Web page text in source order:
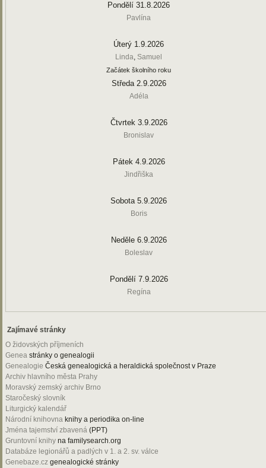
Pondělí 31.8.2026
Pavlína
Úterý 1.9.2026
Linda, Samuel
Začátek školního roku
Středa 2.9.2026
Adéla
Čtvrtek 3.9.2026
Bronislav
Pátek 4.9.2026
Jindřiška
Sobota 5.9.2026
Boris
Neděle 6.9.2026
Boleslav
Pondělí 7.9.2026
Regína
Zajímavé stránky
O židovských příjmeních
Genea stránky o genealogii
Genealogie Česká genealogická a heraldická společnost v Praze
Archiv hlavního města Prahy
Moravský zemský archiv Brno
Staročeský slovník
Liturgický kalendář
Národní knihovna knihy a periodika on-line
Jména tajemství zbavená (PPT)
Gruntovní knihy na familysearch.org
Databáze legionářů a padlých v 1. a 2. sv. válce
Genebaze.cz genealogické stránky